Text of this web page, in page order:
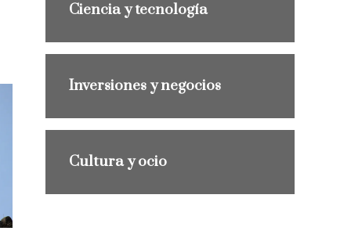
Ciencia y tecnología
Inversiones y negocios
Cultura y ocio